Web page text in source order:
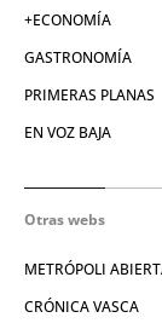
+ECONOMÍA
GASTRONOMÍA
PRIMERAS PLANAS
EN VOZ BAJA
Otras webs
METRÓPOLI
CRÓNICA VASCA